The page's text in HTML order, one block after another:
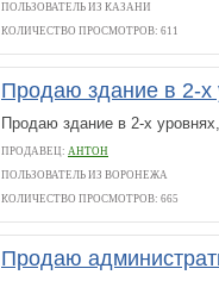
ПОЛЬЗОВАТЕЛЬ ИЗ КАЗАНИ
КОЛИЧЕСТВО ПРОСМОТРОВ: 611
Продаю здание в 2-х
Продаю здание в 2-х
ПРОДАВЕЦ: АНТОН
ПОЛЬЗОВАТЕЛЬ ИЗ ВОРОНЕЖА
КОЛИЧЕСТВО ПРОСМОТРОВ: 665
Продаю